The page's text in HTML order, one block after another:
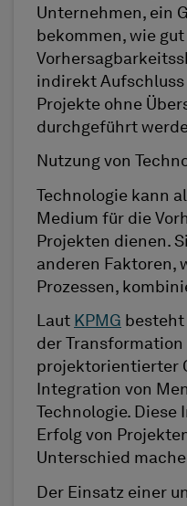
Unternehmen, ein
bekommen, wie
indirekt
Projekte ohne
durchgeführt
Nutzung von
Technologie kann
Medium für die
Projekten dienen.
anderen Faktoren,
Prozessen,
Laut KPMG
der
projektorientierter
Integration von
Technologie.
Erfolg von
Unterschied
Der Einsatz einer